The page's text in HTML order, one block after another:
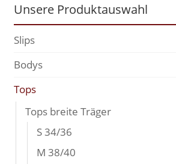
Unsere Produktauswahl
Slips
Bodys
Tops
Tops breite Träger
S 34/36
M 38/40